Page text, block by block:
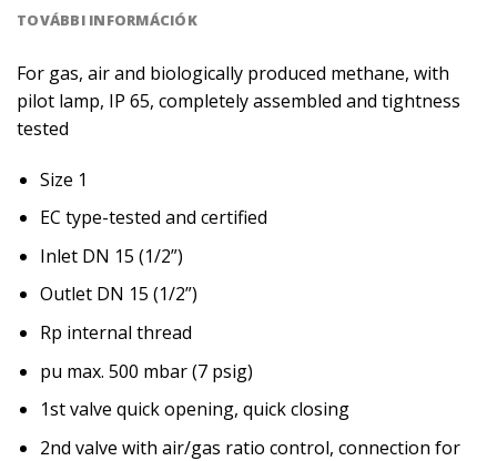
TOVÁBBI INFORMÁCIÓK
For gas, air and biologically produced methane, with
pilot lamp, IP 65, completely assembled and tightness
tested
Size 1
EC type-tested and certified
Inlet DN 15 (1/2”)
Outlet DN 15 (1/2”)
Rp internal thread
pu max. 500 mbar (7 psig)
1st valve quick opening, quick closing
2nd valve with air/gas ratio control, connection for